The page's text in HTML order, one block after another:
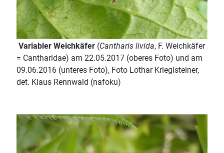
Variabler Weichkäfer (Cantharis livida, F. Weichkäfer
= Cantharidae) am 22.05.2017 (oberes Foto) und am
09.06.2016 (unteres Foto), Foto Lothar Krieglsteiner,
det. Klaus Rennwald (nafoku)